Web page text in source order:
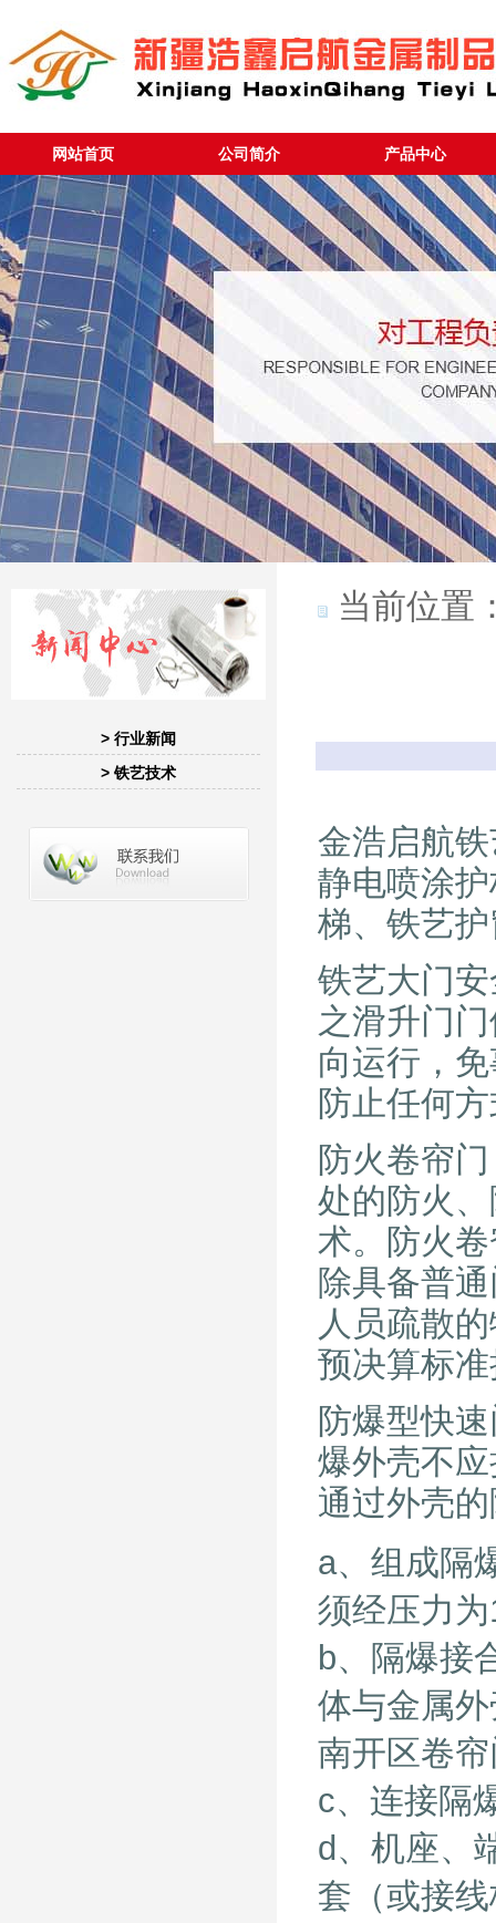
网站首页 公司简介 产品中心
> 行业新闻
> 铁艺技术
当前位置
金浩启航
静电喷涂
梯、铁艺
铁艺大门
之滑升门
向运行，
防止任何
防火卷帘
处的防火
术。防火
除具备普
人员疏散
预决算标
防爆型快
爆外壳不
通过外壳
a、组成隔
须经压力
b、隔爆接
体与金属
南开区卷
c、连接隔
d、机座、
套（或接